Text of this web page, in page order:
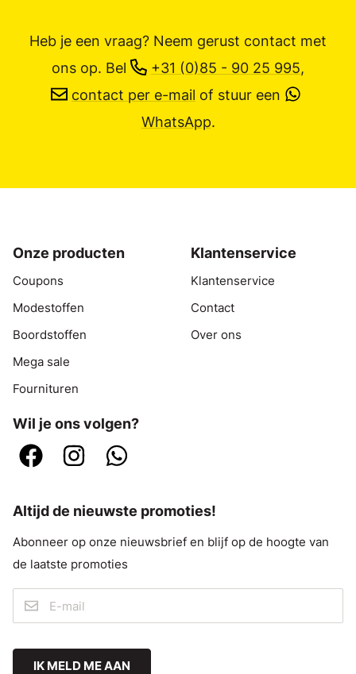
Heb je een vraag? Neem gerust contact met
ons op. Bel +31 (0)85 - 90 25 995,
contact per e-mail of stuur een
WhatsApp.
Onze producten
Coupons
Modestoffen
Boordstoffen
Mega sale
Fournituren
Klantenservice
Klantenservice
Contact
Over ons
Wil je ons volgen?
Altijd de nieuwste promoties!
Abonneer op onze nieuwsbrief en blijf op de hoogte van
de laatste promoties
IK MELD ME AAN